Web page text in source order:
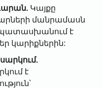
Կայքը
մանրամասն
է
կարիքներին:
է